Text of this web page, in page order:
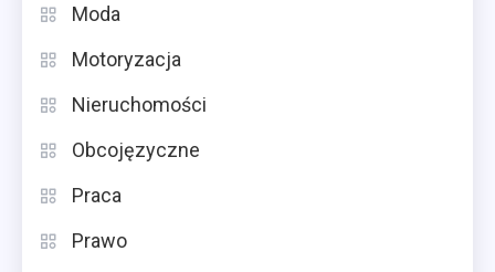
Moda
Motoryzacja
Nieruchomości
Obcojęzyczne
Praca
Prawo